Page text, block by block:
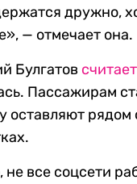
дружно,
— отмечает она.
Булгатов считает
Пассажирам
оставляют рядом
не все соцсети